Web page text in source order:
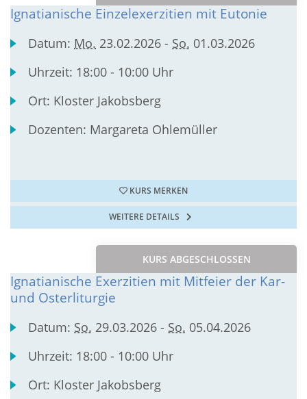
Ignatianische Einzelexerzitien mit Eutonie
Datum: Mo. 23.02.2026 - So. 01.03.2026
Uhrzeit: 18:00 - 10:00 Uhr
Ort: Kloster Jakobsberg
Dozenten: Margareta Ohlemüller
KURS MERKEN
WEITERE DETAILS
KURS ABGESCHLOSSEN
Ignatianische Exerzitien mit Mitfeier der Kar-
und Osterliturgie
Datum: So. 29.03.2026 - So. 05.04.2026
Uhrzeit: 18:00 - 10:00 Uhr
Ort: Kloster Jakobsberg